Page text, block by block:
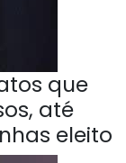
que
até
eleito